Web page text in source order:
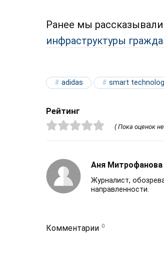
Ранее мы
инфраструктуры
adidas smart
Рейтинг
( Пока оценок
Аня Митрофанова
Журналист,
направленности.
Комментарии 0